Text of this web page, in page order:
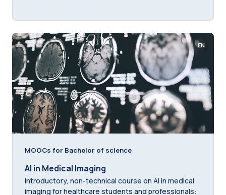
EN
MOOCs for Bachelor of science
AI in Medical Imaging
Introductory, non-technical course on AI in medical
imaging for healthcare students and professionals: